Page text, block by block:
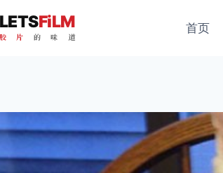
LETSFiLM
胶 片 的 味 道
首页